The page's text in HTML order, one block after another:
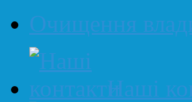
Очищення
Наші